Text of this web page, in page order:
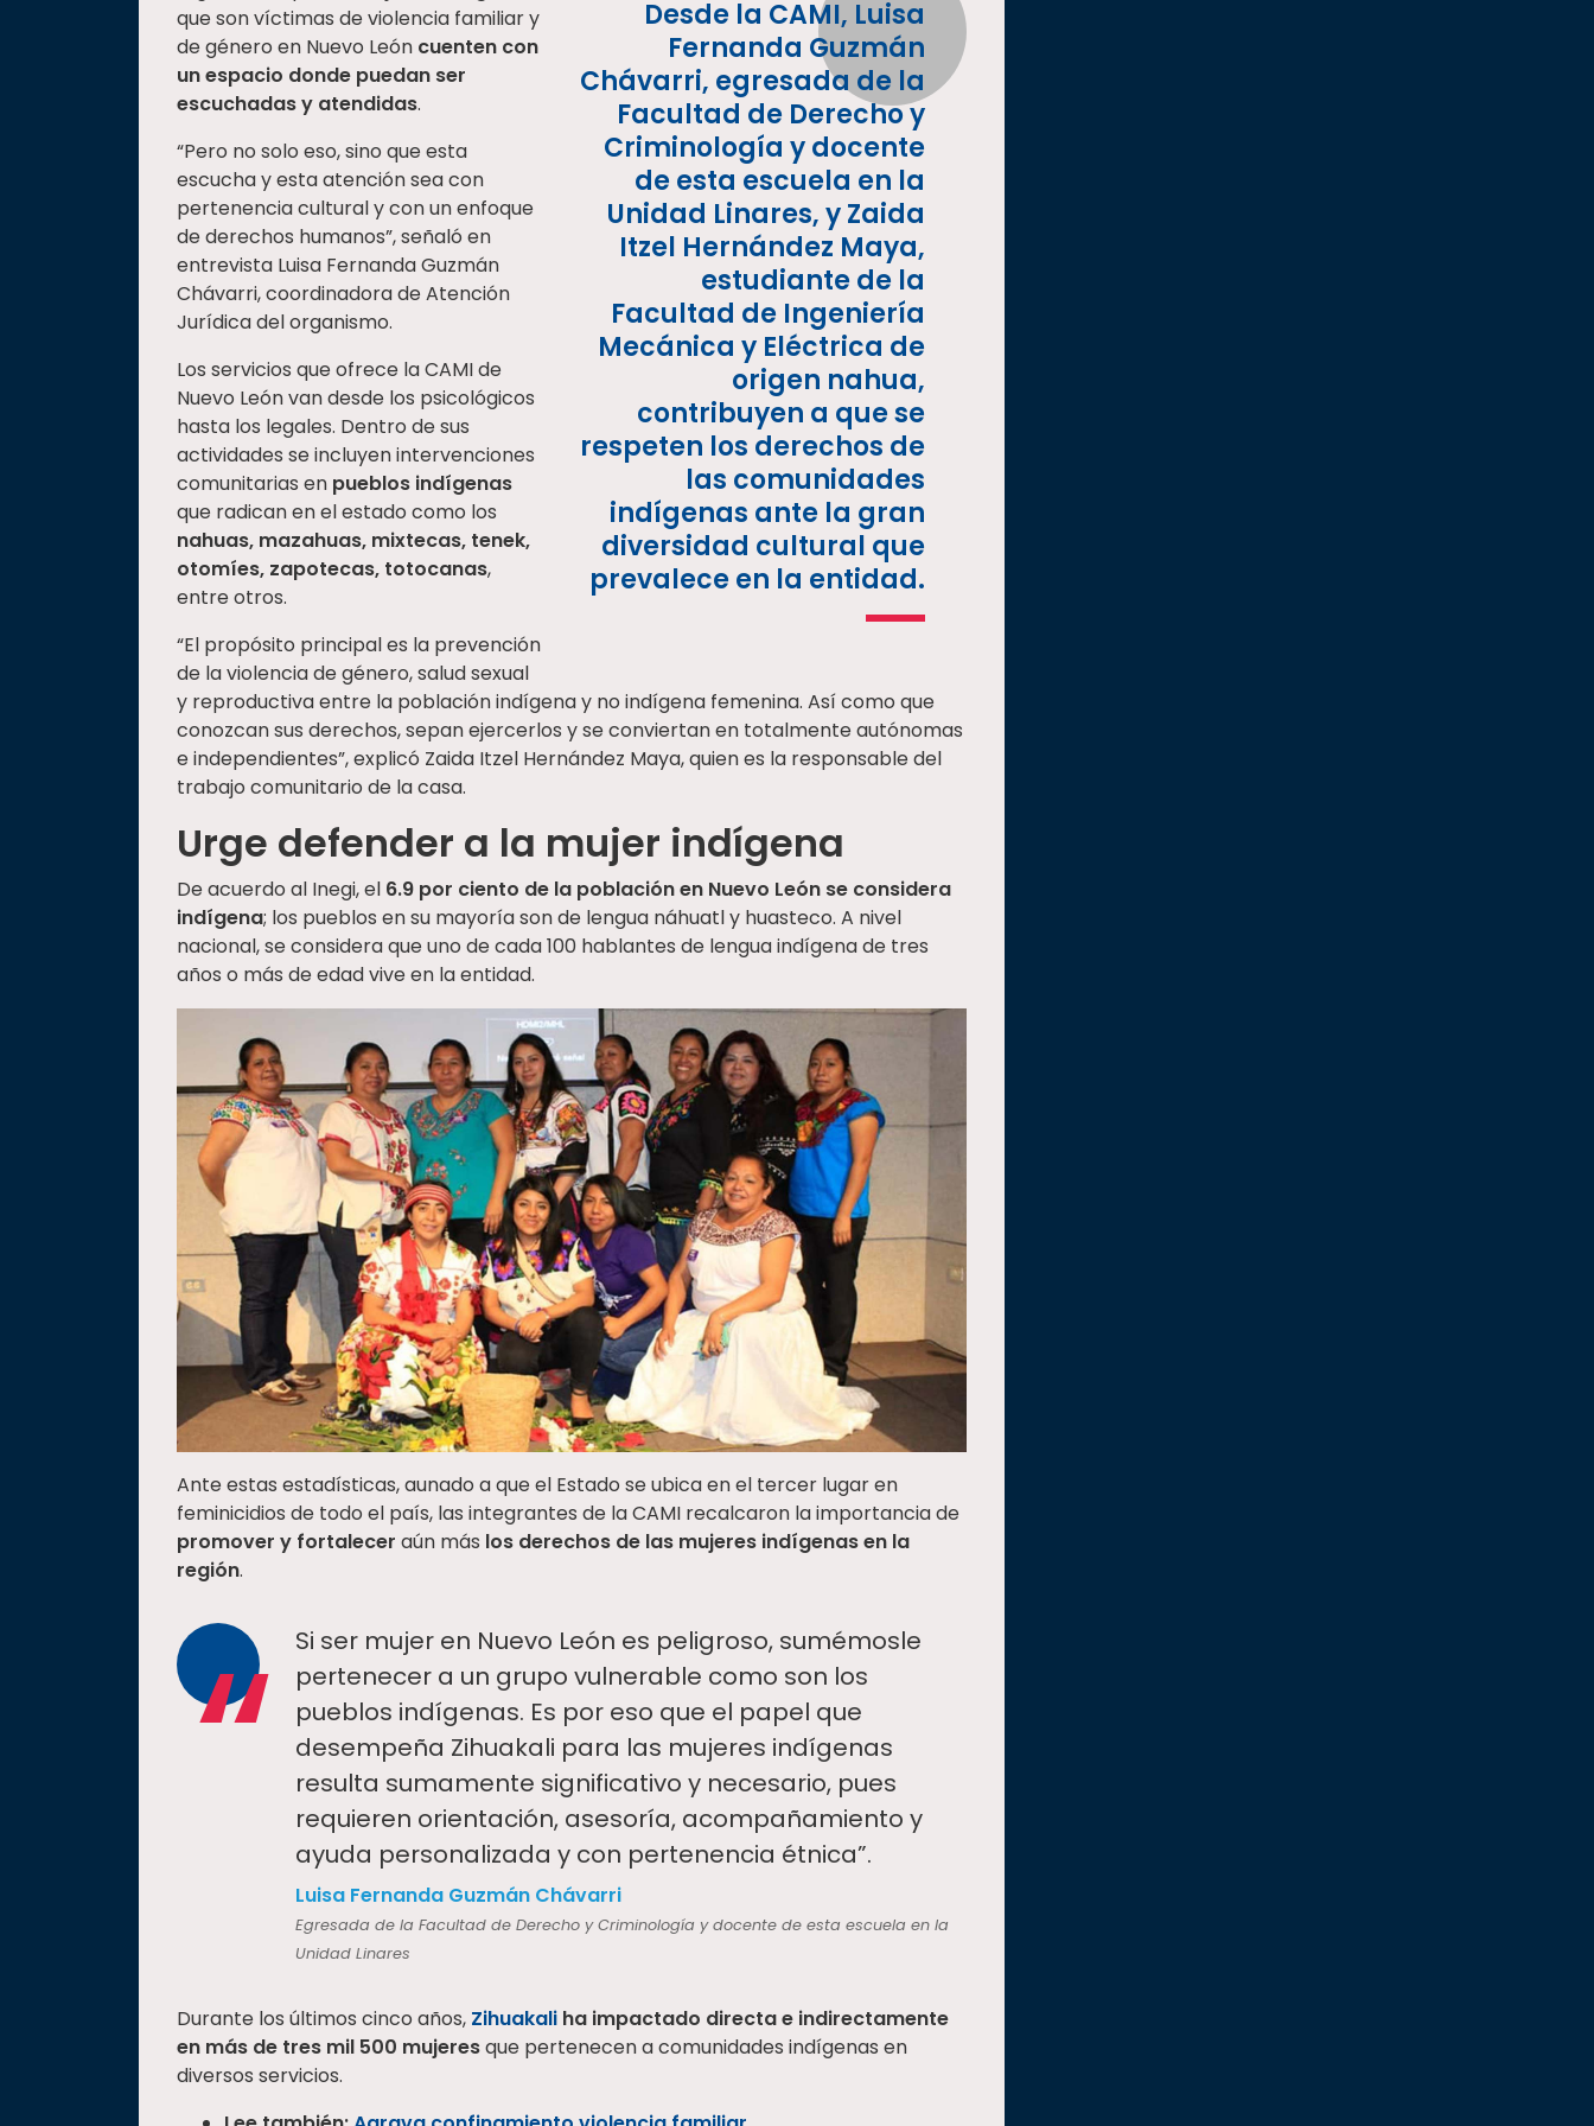
Desde la CAMI, Luisa
Fernanda Guzmán
Chávarri, egresada de la
Facultad de Derecho y
Criminología y docente
de esta escuela en la
Unidad Linares, y Zaida
Itzel Hernández Maya,
estudiante de la
Facultad de Ingeniería
Mecánica y Eléctrica de
origen nahua,
contribuyen a que se
respeten los derechos de
las comunidades
indígenas ante la gran
diversidad cultural que
prevalece en la entidad.
que son víctimas de violencia familiar y
de género en Nuevo León cuenten con
un espacio donde puedan ser
escuchadas y atendidas.
“Pero no solo eso, sino que esta
escucha y esta atención sea con
pertenencia cultural y con un enfoque
de derechos humanos”, señaló en
entrevista Luisa Fernanda Guzmán
Chávarri, coordinadora de Atención
Jurídica del organismo.
Los servicios que ofrece la CAMI de
Nuevo León van desde los psicológicos
hasta los legales. Dentro de sus
actividades se incluyen intervenciones
comunitarias en pueblos indígenas
que radican en el estado como los
nahuas, mazahuas, mixtecas, tenek,
otomíes, zapotecas, totocanas,
entre otros.
“El propósito principal es la prevención
de la violencia de género, salud sexual
y reproductiva entre la población indígena y no indígena femenina. Así como que
conozcan sus derechos, sepan ejercerlos y se conviertan en totalmente autónomas
e independientes”, explicó Zaida Itzel Hernández Maya, quien es la responsable del
trabajo comunitario de la casa.
Urge defender a la mujer indígena
De acuerdo al Inegi, el 6.9 por ciento de la población en Nuevo León se considera
indígena; los pueblos en su mayoría son de lengua náhuatl y huasteco. A nivel
nacional, se considera que uno de cada 100 hablantes de lengua indígena de tres
años o más de edad vive en la entidad.
Ante estas estadísticas, aunado a que el Estado se ubica en el tercer lugar en
feminicidios de todo el país, las integrantes de la CAMI recalcaron la importancia de
promover y fortalecer aún más los derechos de las mujeres indígenas en la
región.
“
Si ser mujer en Nuevo León es peligroso, sumémosle
pertenecer a un grupo vulnerable como son los
pueblos indígenas. Es por eso que el papel que
desempeña Zihuakali para las mujeres indígenas
resulta sumamente significativo y necesario, pues
requieren orientación, asesoría, acompañamiento y
ayuda personalizada y con pertenencia étnica”.
Luisa Fernanda Guzmán Chávarri
Egresada de la Facultad de Derecho y Criminología y docente de esta escuela en la
Unidad Linares
Durante los últimos cinco años, Zihuakali ha impactado directa e indirectamente
en más de tres mil 500 mujeresque pertenecen a comunidades indígenas en
diversos servicios.